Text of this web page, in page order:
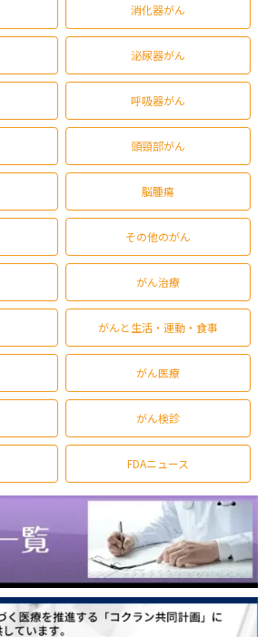
消化器がん
泌尿器がん
呼吸器がん
頭頸部がん
脳腫瘍
その他のがん
がん治療
がんと生活・運動・食事
がん医療
がん検診
FDAニュース